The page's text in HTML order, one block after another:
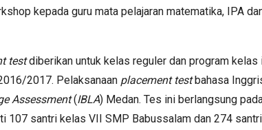
kepada guru mata pelajaran matematika, IPA
testdiberikan untuk kelas reguler dan program kelas
2017. Pelaksanaan placement testbahasa
Assessment(IBLA) Medan. Tes ini berlangsung
107 santri kelas VII SMP Babussalam dan 274